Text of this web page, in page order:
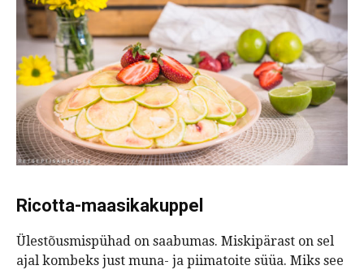
Ricotta-maasikakuppel
Ülestõusmispühad on saabumas. Miskipärast on sel
ajal kombeks just muna- ja piimatoite süüa. Miks see